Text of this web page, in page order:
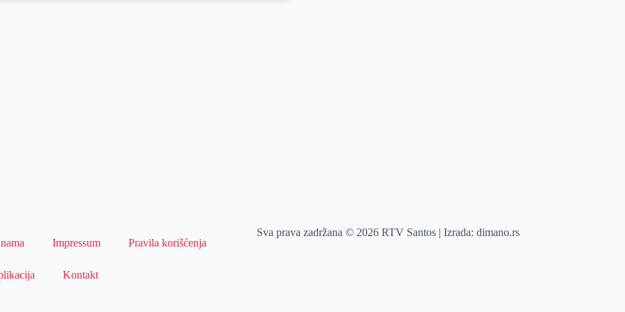
Impressum Pravila korišćenja
Kontakt
Sva prava zadržana © 2026 RTV Santos | Izrada:dimano.rs